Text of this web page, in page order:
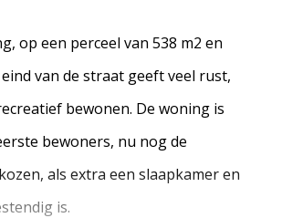
op een perceel van 538 m2 en
van de straat geeft veel rust,
bewonen. De woning is
bewoners, nu nog de
als extra een slaapkamer en
is.